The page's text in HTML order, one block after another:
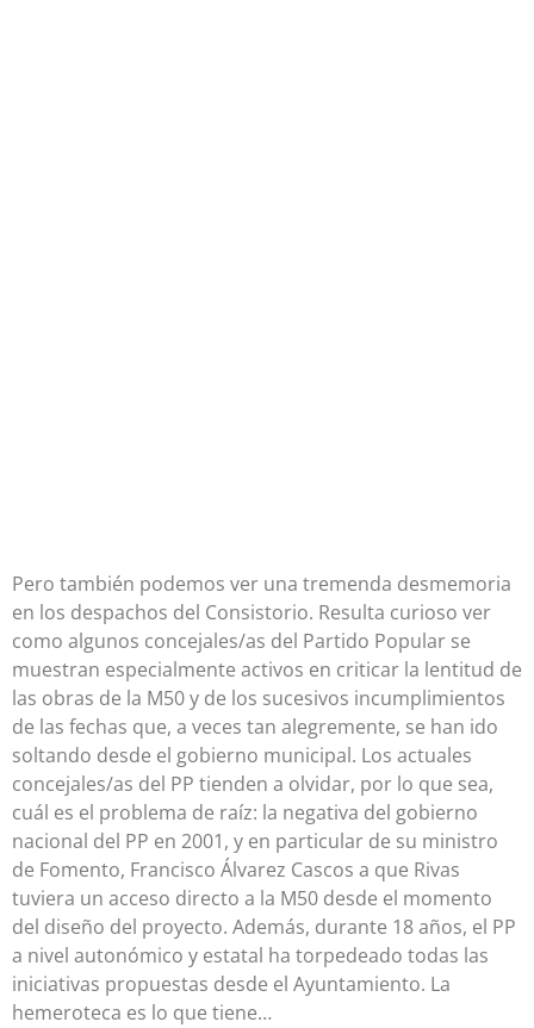
Pero también podemos ver una tremenda desmemoria
en los despachos del Consistorio. Resulta curioso ver
como algunos concejales/as del Partido Popular se
muestran especialmente activos en criticar la lentitud de
las obras de la M50 y de los sucesivos incumplimientos
de las fechas que, a veces tan alegremente, se han ido
soltando desde el gobierno municipal. Los actuales
concejales/as del PP tienden a olvidar, por lo que sea,
cuál es el problema de raíz: la negativa del gobierno
nacional del PP en 2001, y en particular de su ministro
de Fomento, Francisco Álvarez Cascos a que Rivas
tuviera un acceso directo a la M50 desde el momento
del diseño del proyecto. Además, durante 18 años, el PP
a nivel autonómico y estatal ha torpedeado todas las
iniciativas propuestas desde el Ayuntamiento. La
hemeroteca es lo que tiene…